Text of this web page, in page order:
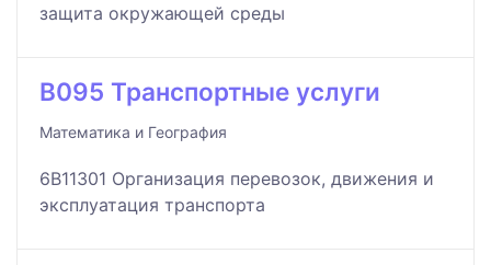
защита окружающей среды
B095 Транспортные услуги
Математика и География
6B11301 Организация перевозок, движения и
эксплуатация транспорта